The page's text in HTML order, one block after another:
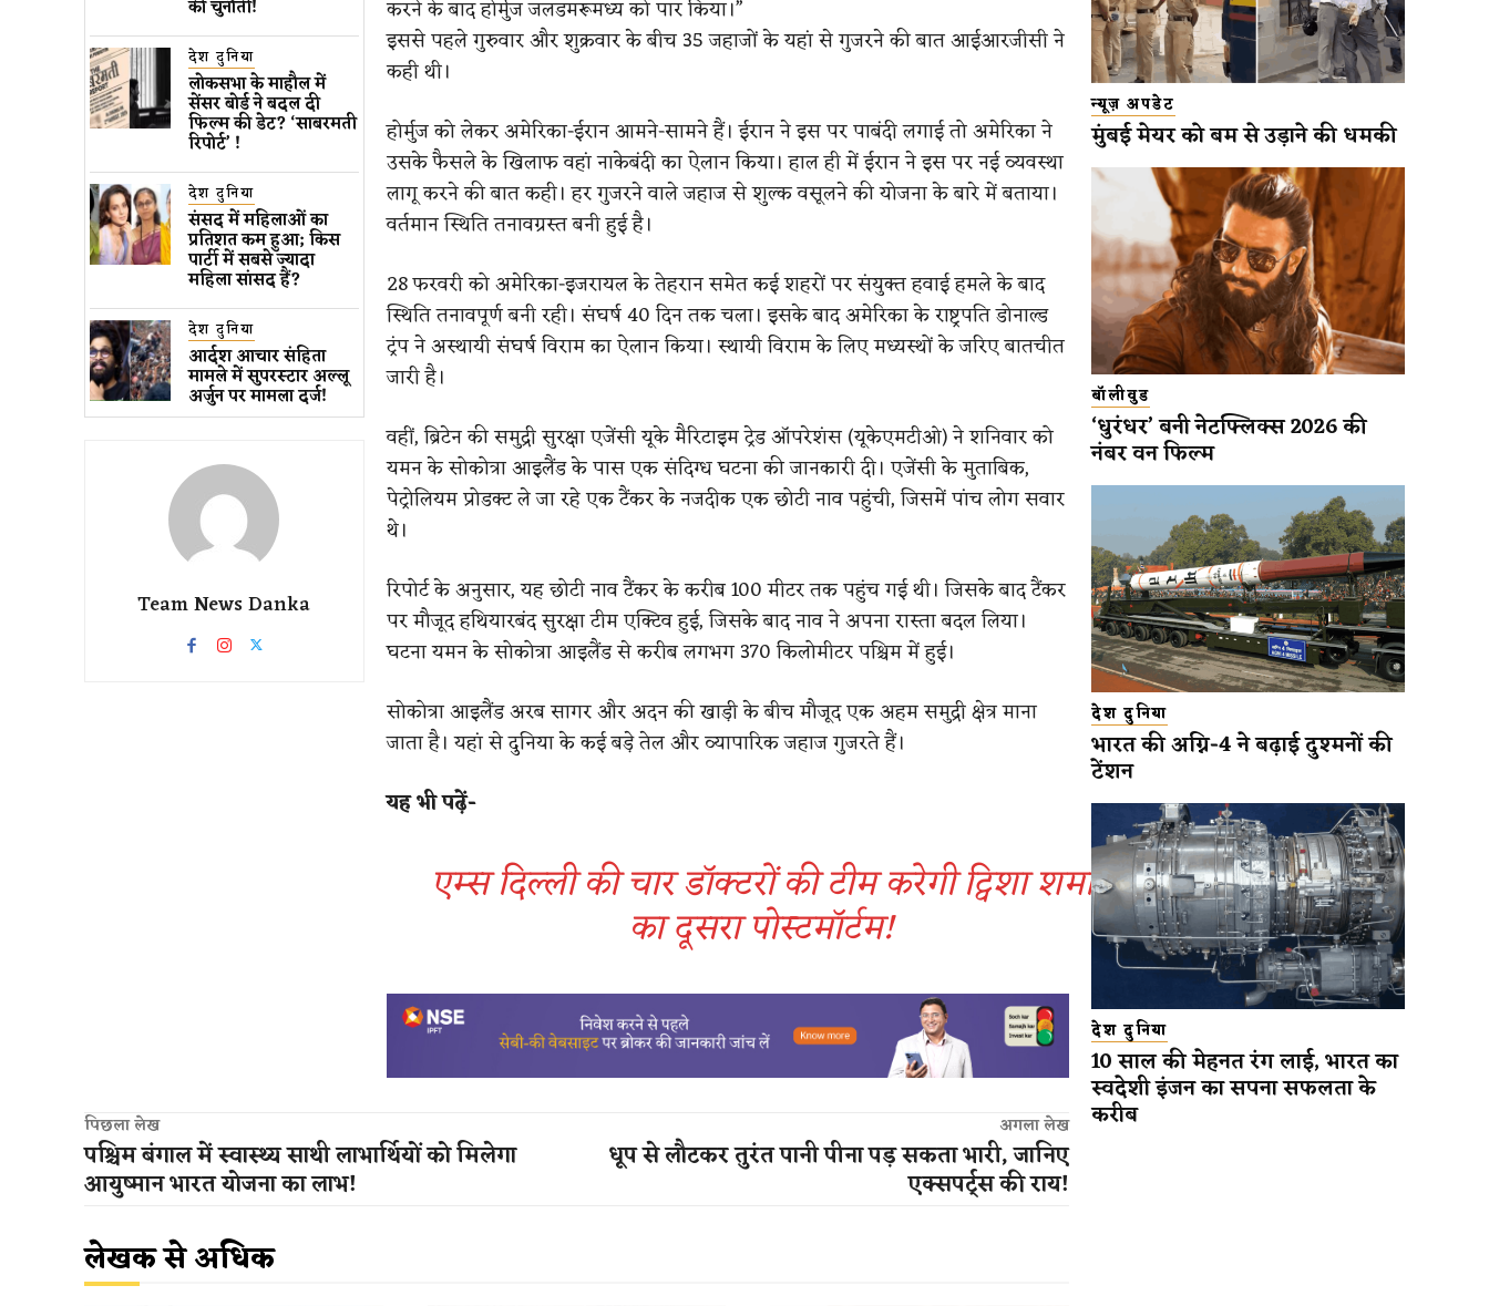
की चुनौती!
देश दुनिया
लोकसभा के माहौल में
सेंसर बोर्ड ने बदल दी
फिल्म की डेट? ‘साबरमती
रिपोर्ट’ !
देश दुनिया
संसद में महिलाओं का
प्रतिशत कम ​हुआ​; किस
पार्टी में सबसे ज्यादा
महिला सांसद हैं?
देश दुनिया
आर्दश आचार संहिता
मामले में सुपरस्टार अल्लू
अर्जुन पर मामला दर्ज!
Team News Danka
करने के बाद होर्मुज जलडमरूमध्य को पार किया।”
इससे पहले गुरुवार और शुक्रवार के बीच 35 जहाजों के यहां से गुजरने की बात आईआरजीसी ने
कही थी।
होर्मुज को लेकर अमेरिका-ईरान आमने-सामने हैं। ईरान ने इस पर पाबंदी लगाई तो अमेरिका ने
उसके फैसले के खिलाफ वहां नाकेबंदी का ऐलान किया। हाल ही में ईरान ने इस पर नई व्यवस्था
लागू करने की बात कही। हर गुजरने वाले जहाज से शुल्क वसूलने की योजना के बारे में बताया।
वर्तमान स्थिति तनावग्रस्त बनी हुई है।
28 फरवरी को अमेरिका-इजरायल के तेहरान समेत कई शहरों पर संयुक्त हवाई हमले के बाद
स्थिति तनावपूर्ण बनी रही। संघर्ष 40 दिन तक चला। इसके बाद अमेरिका के राष्ट्रपति डोनाल्ड
ट्रंप ने अस्थायी संघर्ष विराम का ऐलान किया। स्थायी विराम के लिए मध्यस्थों के जरिए बातचीत
जारी है।
वहीं, ब्रिटेन की समुद्री सुरक्षा एजेंसी यूके मैरिटाइम ट्रेड ऑपरेशंस (यूकेएमटीओ) ने शनिवार को
यमन के सोकोत्रा आइलैंड के पास एक संदिग्ध घटना की जानकारी दी। एजेंसी के मुताबिक,
पेट्रोलियम प्रोडक्ट ले जा रहे एक टैंकर के नजदीक एक छोटी नाव पहुंची, जिसमें पांच लोग सवार
थे।
रिपोर्ट के अनुसार, यह छोटी नाव टैंकर के करीब 100 मीटर तक पहुंच गई थी। जिसके बाद टैंकर
पर मौजूद हथियारबंद सुरक्षा टीम एक्टिव हुई, जिसके बाद नाव ने अपना रास्ता बदल लिया।
घटना यमन के सोकोत्रा आइलैंड से करीब लगभग 370 किलोमीटर पश्चिम में हुई।
सोकोत्रा आइलैंड अरब सागर और अदन की खाड़ी के बीच मौजूद एक अहम समुद्री क्षेत्र माना
जाता है। यहां से दुनिया के कई बड़े तेल और व्यापारिक जहाज गुजरते हैं।
यह भी पढ़ें-
एम्स दिल्ली की चार डॉक्टरों की टीम करेगी ट्विशा शर्मा
का दूसरा पोस्टमॉर्टम!
पिछला लेख
पश्चिम बंगाल में स्वास्थ्य साथी लाभार्थियों को मिलेगा
आयुष्मान भारत योजना का लाभ!
अगला लेख
धूप से लौटकर तुरंत पानी पीना पड़ सकता भारी, जानिए
एक्सपर्ट्स की राय!
लेखक से अधिक
न्यूज़ अपडेट
मुंबई मेयर को बम से उड़ाने की धमकी
बॉलीवुड
‘धुरंधर’ बनी नेटफ्लिक्स 2026 की
नंबर वन फिल्म
देश दुनिया
भारत की अग्नि-4 ने बढ़ाई दुश्मनों की
टेंशन
देश दुनिया
10 साल की मेहनत रंग लाई, भारत का
स्वदेशी इंजन का सपना सफलता के
करीब